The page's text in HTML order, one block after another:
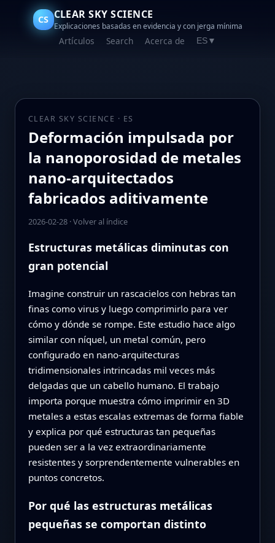
CS CLEAR SKY SCIENCE
Explicaciones basadas en evidencia y con jerga mínima
Artículos Search Acerca de ES ▼
CLEAR SKY SCIENCE · ES
Deformación impulsada por
la nanoporosidad de metales
nano-arquitectados
fabricados aditivamente
2026-02-28·Volver al índice
Estructuras metálicas diminutas con
gran potencial
Imagine construir un rascacielos con hebras tan
finas como virus y luego comprimirlo para ver
cómo y dónde se rompe. Este estudio hace algo
similar con níquel, un metal común, pero
configurado en nano-arquitecturas
tridimensionales intrincadas mil veces más
delgadas que un cabello humano. El trabajo
importa porque muestra cómo imprimir en 3D
metales a estas escalas extremas de forma fiable
y explica por qué estructuras tan pequeñas
pueden ser a la vez extraordinariamente
resistentes y sorprendentemente vulnerables en
puntos concretos.
Por qué las estructuras metálicas
pequeñas se comportan distinto